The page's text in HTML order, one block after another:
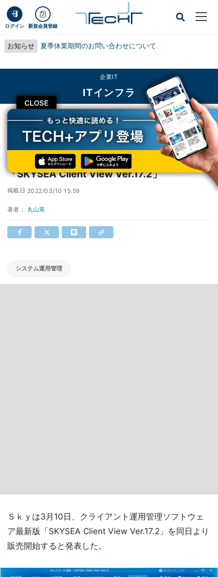
ログイン 新規会員登録
お知らせ 夏季休業期間のお問い合わせについて
CLOSE
企業IT
ITインフラ
TECH+ 企業IT
ITインフラ
Ｓｋｙ、情報漏洩リスク対応を強化した「SKYSEA Client View Ver.17.2」
Ｓｋｙ、情報漏洩リスク対応を強化した
「SKYSEA Client View Ver.17.2」
掲載日 2022/03/10 15:59
著者： 丸山篤
システム運用管理
Ｓｋｙは3月10日、クライアント運用管理ソフトウェ
ア最新版「SKYSEA Client View Ver.17.2」を同日より
販売開始すると発表した。